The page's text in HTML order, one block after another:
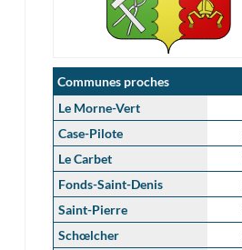
Communes proches
Le Morne-Vert
Case-Pilote
Le Carbet
Fonds-Saint-Denis
Saint-Pierre
Schœlcher